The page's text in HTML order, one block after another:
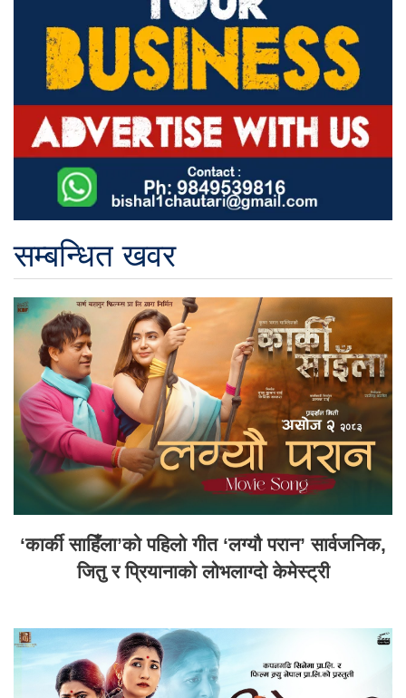
सम्बन्धित खवर
‘कार्की साहिँला’को पहिलो गीत ‘लग्यौ परान’ सार्वजनिक,
जितु र प्रियानाको लोभलाग्दो केमेस्ट्री